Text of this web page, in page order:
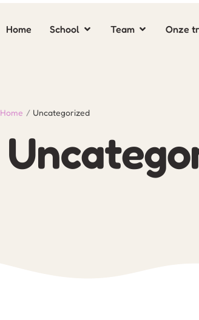
Home School Team Onze
Home / Uncategorized